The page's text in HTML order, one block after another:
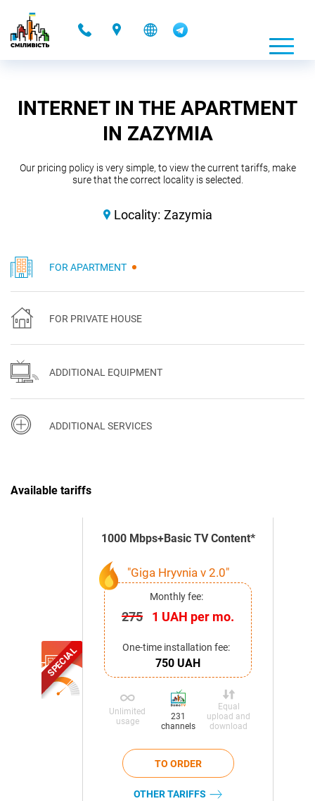
INTERNET IN THE APARTMENT
IN ZAZYMIA
Our pricing policy is very simple, to view the current tariffs, make
sure that the correct locality is selected.
Locality: Zazymia
FOR APARTMENT
FOR PRIVATE HOUSE
ADDITIONAL EQUIPMENT
ADDITIONAL SERVICES
Available tariffs
SPECIAL
1000 Mbps+Basic TV Content*
"Giga Hryvnia v 2.0"
Monthly fee:
275 1 UAH per mo.
One-time installation fee:
750 UAH
Unlimited
usage
231
channels
Equal
upload and
download
OTHER TARIFFS